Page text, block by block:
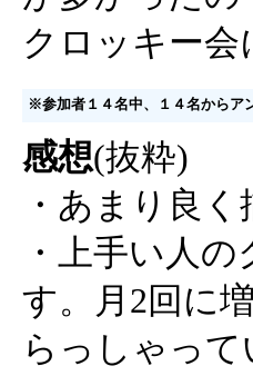
クロッキー会
※参加者１４名中、１４名からア
感想(抜粋)
・あまり良
・上手い人
す。月2回に
らっしゃっ